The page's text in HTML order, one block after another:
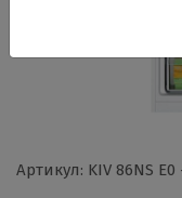
Артикул: KIV 86NS E0